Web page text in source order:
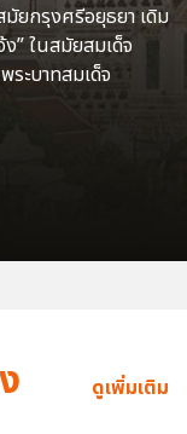
มัยกรุงศรีอยุธยา เดิม
ง” ในสมัยสมเด็จ
ระบาทสมเด็จ
ดูเพิ่มเติม